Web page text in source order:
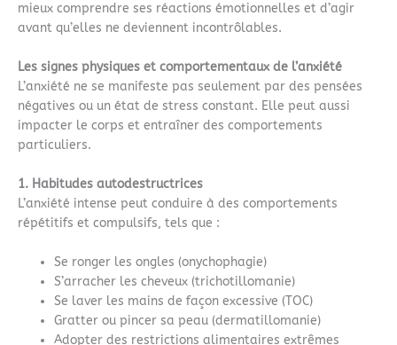
mieux comprendre ses réactions émotionnelles et d’agir
avant qu’elles ne deviennent incontrôlables.
Les signes physiques et comportementaux de l’anxiété
L’anxiété ne se manifeste pas seulement par des pensées
négatives ou un état de stress constant. Elle peut aussi
impacter le corps et entraîner des comportements
particuliers.
1. Habitudes autodestructrices
L’anxiété intense peut conduire à des comportements
répétitifs et compulsifs, tels que :
Se ronger les ongles (onychophagie)
S’arracher les cheveux (trichotillomanie)
Se laver les mains de façon excessive (TOC)
Gratter ou pincer sa peau (dermatillomanie)
Adopter des restrictions alimentaires extrêmes